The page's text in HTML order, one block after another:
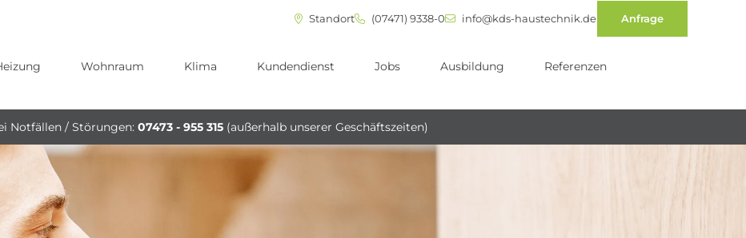
Standort (07471) 9338-0 info@kds-haustechnik.de Anfrage
Wohnraum Klima Kundendienst Jobs Ausbildung Referenzen
Notfällen / Störungen: 07473 - 955 315 (außerhalb unserer Geschäftszeiten)